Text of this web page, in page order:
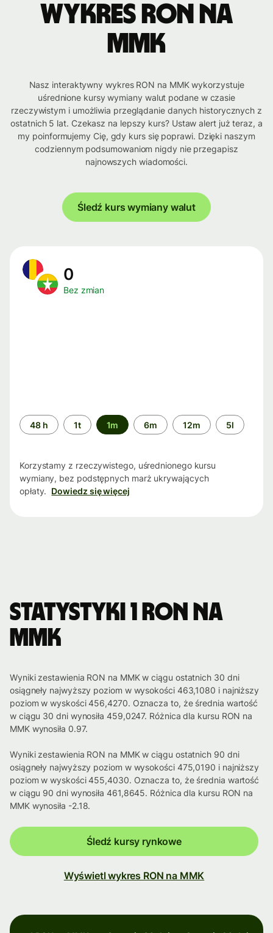
Wykres RON na
MMK
Nasz interaktywny wykres RON na MMK wykorzystuje
uśrednione kursy wymiany walut podane w czasie
rzeczywistym i umożliwia przeglądanie danych historycznych z
ostatnich 5 lat. Czekasz na lepszy kurs? Ustaw alert już teraz, a
my poinformujemy Cię, gdy kurs się poprawi. Dzięki naszym
codziennym podsumowaniom nigdy nie przegapisz
najnowszych wiadomości.
Śledź kurs wymiany walut
0
Bez zmian
Przedział
czasu
48 h 1t 1m 6m 12m 5l
Korzystamy z rzeczywistego, uśrednionego kursu
wymiany, bez podstępnych marż ukrywających
opłaty. Dowiedz się więcej
Statystyki 1 RON na
MMK
Wyniki zestawienia RON na MMK w ciągu ostatnich 30 dni
osiągneły najwyższy poziom w wysokości 463,1080 i najniższy
poziom w wyskości 456,4270. Oznacza to, że średnia wartość
w ciągu 30 dni wynosiła 459,0247. Różnica dla kursu RON na
MMK wynosiła 0.97.
Wyniki zestawienia RON na MMK w ciągu ostatnich 90 dni
osiągneły najwyższy poziom w wysokości 475,0190 i najniższy
poziom w wyskości 455,4030. Oznacza to, że średnia wartość
w ciągu 90 dni wynosiła 461,8645. Różnica dla kursu RON na
MMK wynosiła -2.18.
Śledź kursy rynkowe
Wyświetl wykres RON na MMK